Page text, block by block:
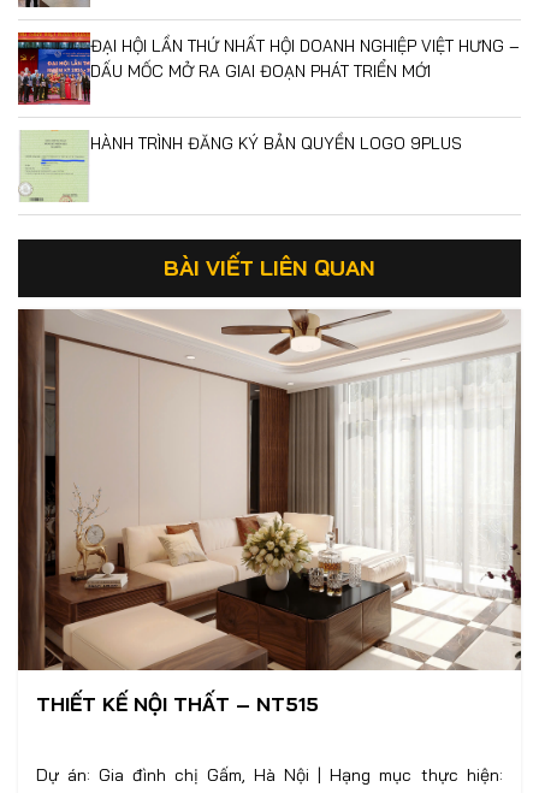
ĐẠI HỘI LẦN THỨ NHẤT HỘI DOANH NGHIỆP VIỆT HƯNG –
DẤU MỐC MỞ RA GIAI ĐOẠN PHÁT TRIỂN MỚI
HÀNH TRÌNH ĐĂNG KÝ BẢN QUYỀN LOGO 9PLUS
BÀI VIẾT LIÊN QUAN
THIẾT KẾ NỘI THẤT – NT515
Dự án: Gia đình chị Gấm, Hà Nội | Hạng mục thực hiện: